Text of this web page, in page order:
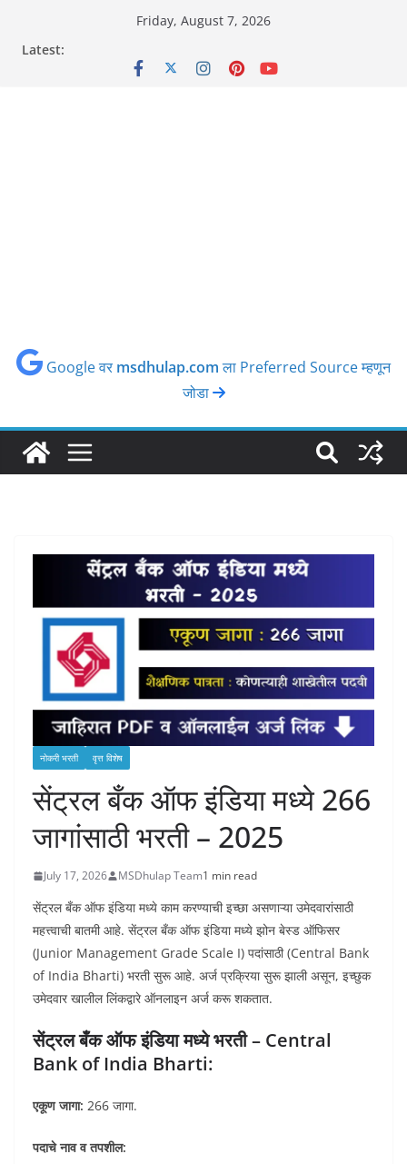
Friday, August 7, 2026
Latest:
Google वर msdhulap.comला Preferred Source म्हणून
जोडा
नोकरी भरती वृत्त विशेष
सेंट्रल बँक ऑफ इंडिया मध्ये 266
जागांसाठी भरती – 2025
July 17, 2026 MSDhulap Team1 min read
सेंट्रल बँक ऑफ इंडिया मध्ये काम करण्याची इच्छा असणाऱ्या उमेदवारांसाठी
महत्त्वाची बातमी आहे. सेंट्रल बँक ऑफ इंडिया मध्ये झोन बेस्ड ऑफिसर
(Junior Management Grade Scale I) पदांसाठी (Central Bank
of India Bharti) भरती सुरू आहे. अर्ज प्रक्रिया सुरू झाली असून, इच्छुक
उमेदवार खालील लिंकद्वारे ऑनलाइन अर्ज करू शकतात.
सेंट्रल बँक ऑफ इंडिया मध्ये भरती – Central
Bank of India Bharti:
एकूण जागा: 266 जागा.
पदाचे नाव व तपशील: